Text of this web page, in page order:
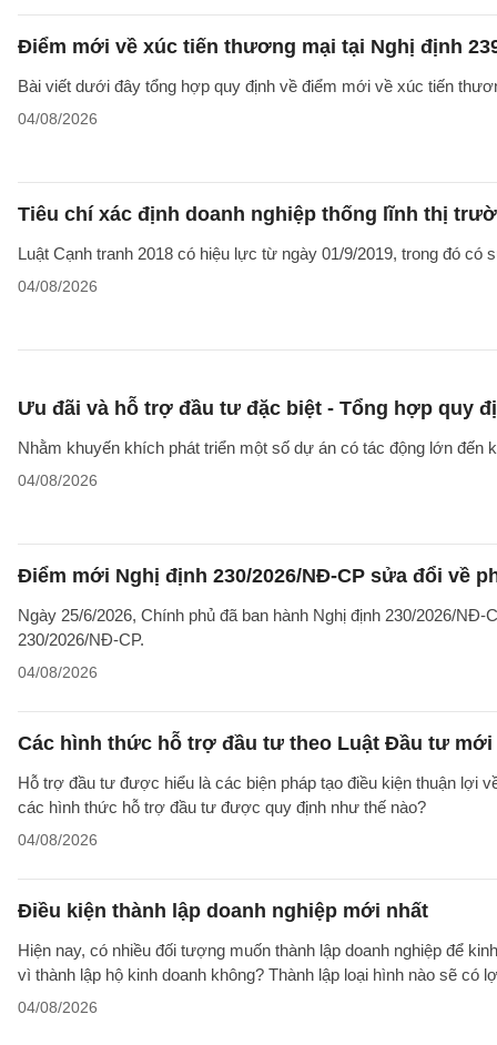
Điểm mới về xúc tiến thương mại tại Nghị định
Bài viết dưới đây tổng hợp quy định về điểm mới về xúc tiến
04/08/2026
Tiêu chí xác định doanh nghiệp thống lĩnh thị
Luật Cạnh tranh 2018 có hiệu lực từ ngày 01/9/2019, trong đó
04/08/2026
Ưu đãi và hỗ trợ đầu tư đặc biệt - Tổng hợp quy
Nhằm khuyến khích phát triển một số dự án có tác động lớn đến
04/08/2026
Điểm mới Nghị định 230/2026/NĐ-CP sửa đổi về
Ngày 25/6/2026, Chính phủ đã ban hành Nghị định 230/2026/
230/2026/NĐ-CP.
04/08/2026
Các hình thức hỗ trợ đầu tư theo Luật Đầu tư mới
Hỗ trợ đầu tư được hiểu là các biện pháp tạo điều kiện thuận lợi
các hình thức hỗ trợ đầu tư được quy định như thế nào?
04/08/2026
Điều kiện thành lập doanh nghiệp mới nhất
Hiện nay, có nhiều đối tượng muốn thành lập doanh nghiệp để
vì thành lập hộ kinh doanh không? Thành lập loại hình nào sẽ có
04/08/2026